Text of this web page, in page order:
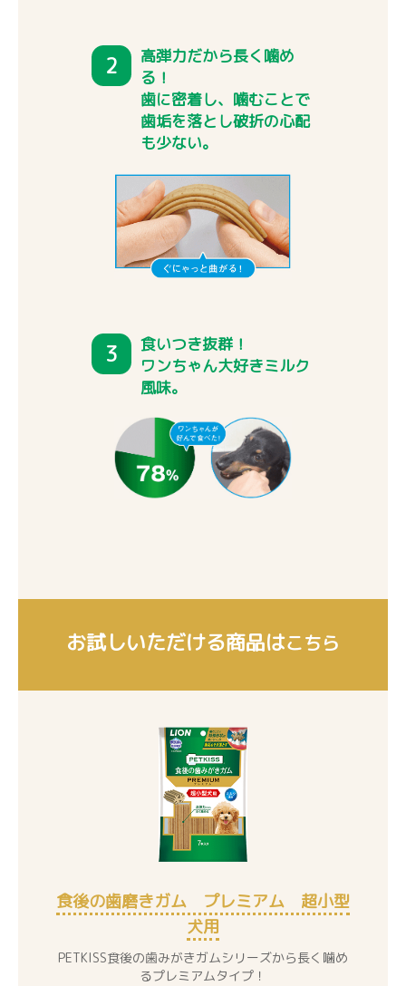
2
高弾力だから長く噛め
る！
歯に密着し、噛むことで
歯垢を落とし破折の心配
も少ない。
3
食いつき抜群！
ワンちゃん大好きミルク
風味。
お試しいただける商品はこちら
食後の歯磨きガム プレミアム 超小型
犬用
PETKISS食後の歯みがきガムシリーズから長く噛め
るプレミアムタイプ！